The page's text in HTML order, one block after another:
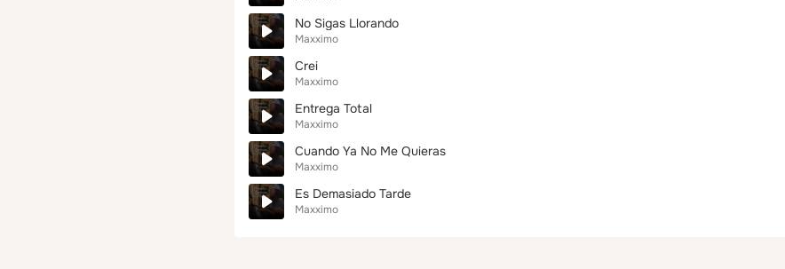
No Sigas Llorando
Maxximo
Crei
Maxximo
Entrega Total
Maxximo
Cuando Ya No Me Quieras
Maxximo
Es Demasiado Tarde
Maxximo